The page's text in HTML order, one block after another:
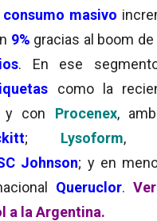
consumo masivo
9% gracias al boom de
. En ese
como la
y con Procenex,
; Lysoform,
Johnson; y en
Queruclor.
a la Argentina.